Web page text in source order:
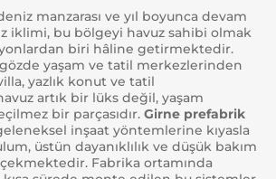
manzarası ve yıl boyunca devam
iklimi, bu bölgeyi havuz sahibi olmak
biri hâline getirmektedir.
gözde yaşam ve tatil merkezlerinden
yazlık konut ve tatil
artık bir lüks değil, yaşam
bir parçasıdır. Girne prefabrik
inşaat yöntemlerine kıyasla
üstün dayanıklılık ve düşük bakım
Fabrika ortamında